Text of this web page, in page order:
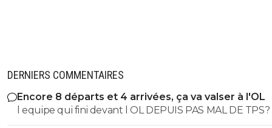
DERNIERS COMMENTAIRES
Encore 8 départs et 4 arrivées, ça va valser à l'OL
l equipe qui fini devant l OL DEPUIS PAS MAL DE TPS? lol. t
es tro malin toi